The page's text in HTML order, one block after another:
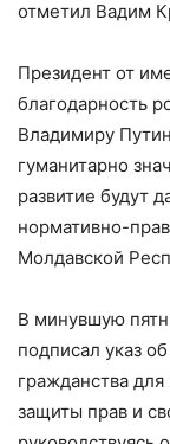
отметил Вадим
Президент от
благодарность
Владимиру
гуманитарно
развитие будут
нормативно-
Молдавской
В минувшую
подписал указ
гражданства
защиты прав и